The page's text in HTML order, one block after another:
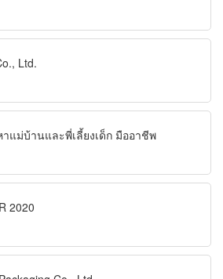
Ltd.
แม่บ้านและพี่เลี้ยงเด็ก มืออาชีพ
2020